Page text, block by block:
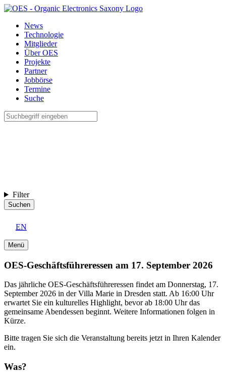
News
Technologie
Mitglieder
Über OES
Projekte
Partner
Jobbörse
Termine
Suche
Filter
Suchen
EN
Menü
OES-Geschäftsführeressen am 17. September 2026
Das jährliche OES-Geschäftsführeressen findet am Donnerstag, 17.
September 2026 in der Villa Marie in Dresden statt. Ab 16:00 Uhr
erwartet Sie ein kulturelles Highlight, bevor ab 18:00 Uhr das
gemeinsame Abendessen beginnt. Weitere Informationen folgen in
Kürze.
Bitte tragen Sie sich die Veranstaltung bereits jetzt in Ihren Kalender
ein.
Was?